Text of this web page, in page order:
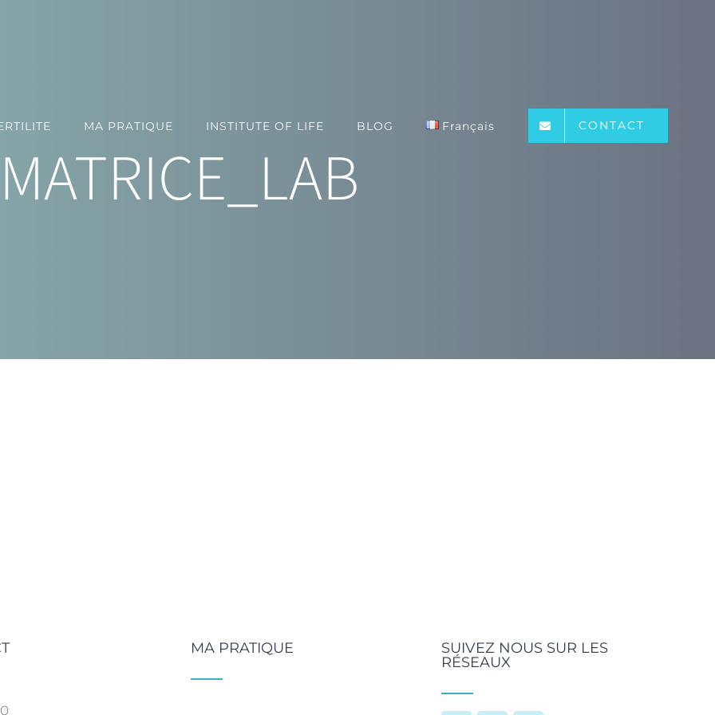
MA PRATIQUE INSTITUTE OF LIFE BLOG Français CONTACT
MATRICE_LAB
MA PRATIQUE
SUIVEZ NOUS SUR LES
RÉSEAUX